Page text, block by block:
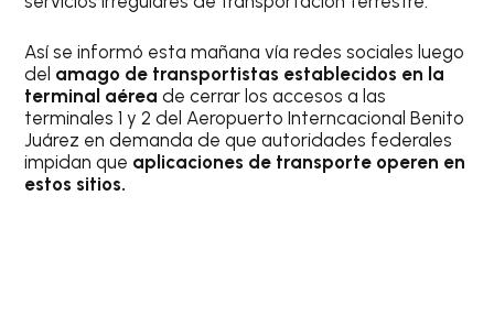
Así se informó esta mañana vía redes sociales luego
del amago de transportistas establecidos en la
terminal aéreade cerrar los accesos a las
terminales 1 y 2 del Aeropuerto Interncacional Benito
Juárez en demanda de que autoridades federales
impidan que aplicaciones de transporte operen en
estos sitios.